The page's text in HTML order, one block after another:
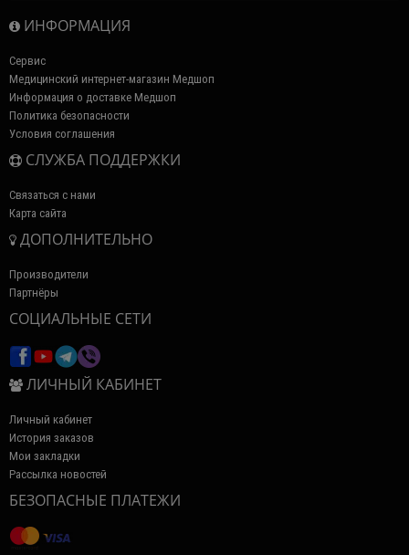
ИНФОРМАЦИЯ
Сервис
Медицинский интернет-магазин Медшоп
Информация о доставке Медшоп
Политика безопасности
Условия соглашения
СЛУЖБА ПОДДЕРЖКИ
Связаться с нами
Карта сайта
ДОПОЛНИТЕЛЬНО
Производители
Партнёры
СОЦИАЛЬНЫЕ СЕТИ
ЛИЧНЫЙ КАБИНЕТ
Личный кабинет
История заказов
Мои закладки
Рассылка новостей
БЕЗОПАСНЫЕ ПЛАТЕЖИ